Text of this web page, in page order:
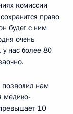
комиссии
право
будет с ним
очень
у нас более 80
нам
медико-
10